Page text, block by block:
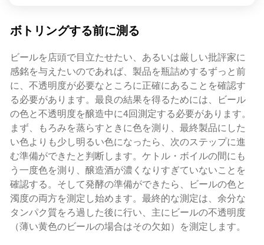
ボトリングする前に測る
ビールを店頭で目立たせたい、あるいは厳しい批評家に
感銘を与えたいのであれば、製品を瓶詰めするずっと前
に、不透明度が必要なところに正確にあることを確認す
る必要があります。最良の結果を得るためには、ビール
の色と不透明度を醸造中に4回測定する必要があります。
まず、もろみを蒸らすときに色を測り、最終製品にした
い色よりも少し明るい色になったら、次のステップに進
む準備ができたと判断します。ケトル・ボイルの間にも
う一度色を測り、醸造酒が濃くなりすぎていないことを
確認する。そして発酵の準備ができたら、ビールの色と
濁度の両方を測定し始めます。最終的な測定は、余分な
タンパク質をろ過した後に行い、主にビールの不透明度
（薄い黄色のビールの場合はその欠如）を測定します。